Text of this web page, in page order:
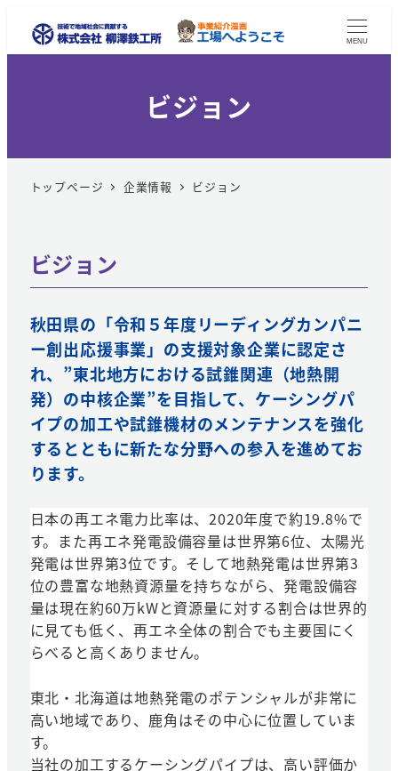
MENU
ビジョン
トップページ 企業情報 ビジョン
ビジョン
秋田県の「令和５年度リーディングカンパニ
ー創出応援事業」の支援対象企業に認定さ
れ、”東北地方における試錐関連（地熱開
発）の中核企業”を目指して、ケーシングパ
イプの加工や試錐機材のメンテナンスを強化
するとともに新たな分野への参入を進めてお
ります。
日本の再エネ電力比率は、2020年度で約19.8%で
す。また再エネ発電設備容量は世界第6位、太陽光
発電は世界第3位です。そして地熱発電は世界第3
位の豊富な地熱資源量を持ちながら、発電設備容
量は現在約60万kWと資源量に対する割合は世界的
に見ても低く、再エネ全体の割合でも主要国にく
らべると高くありません。
東北・北海道は地熱発電のポテンシャルが非常に
高い地域であり、鹿角はその中心に位置していま
す。
当社の加工するケーシングパイプは、高い評価か